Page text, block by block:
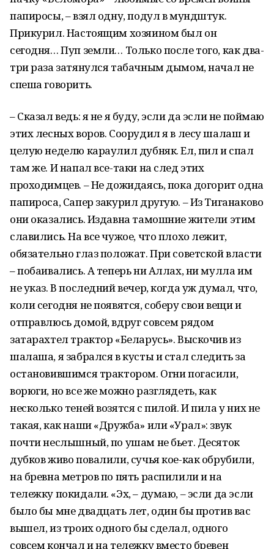
папиросы, – взял одну, подул в мундштук.
Прикурил. Настоящим хозяином был он
сегодня… Пуп земли… Только после того, как два-
три раза затянулся табачным дымом, начал не
спеша говорить.
– Сказал ведь: я не я буду, эсли да эсли не поймаю
этих лесных воров. Соорудил я в лесу шалаш и
целую неделю караулил дубняк. Ел, пил и спал
там же. И напал все-таки на след этих
проходимцев. – Не дожидаясь, пока догорит одна
папироса, Сапер закурил другую. – Из Тиганаково
они оказались. Издавна тамошние жители этим
славились. На все чужое, что плохо лежит,
обязательно глаз положат. При советской власти
– побаивались. А теперь ни Аллах, ни мулла им
не указ. В последний вечер, когда уж думал, что,
коли сегодня не появятся, соберу свои вещи и
отправлюсь домой, вдруг совсем рядом
затарахтел трактор «Беларусь». Выскочив из
шалаша, я забрался в кусты и стал следить за
остановившимся трактором. Огни погасили,
ворюги, но все же можно разглядеть, как
несколько теней возятся с пилой. И пила у них не
такая, как наши «Дружба» или «Урал»: звук
почти неслышный, по ушам не бьет. Десяток
дубков живо повалили, сучья кое-как обрубили,
на бревна метров по пять распилили и на
тележку покидали. «Эх, – думаю, – эсли да эсли
было бы мне двадцать лет, один бы против вас
вышел, из троих одного бы сделал, одного
совсем кончал и на тележку вместо бревен